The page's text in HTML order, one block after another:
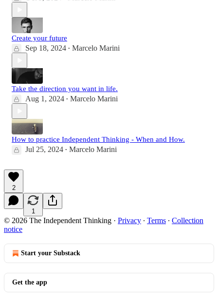
Create your future
Sep 18, 2024 • Marcelo Marini
Take the direction you want in life.
Aug 1, 2024 • Marcelo Marini
How to practice Independent Thinking - When and How.
Jul 25, 2024 • Marcelo Marini
2
1
© 2026 The Independent Thinking · Privacy ∙ Terms ∙ Collection
notice
Start your Substack
Get the app